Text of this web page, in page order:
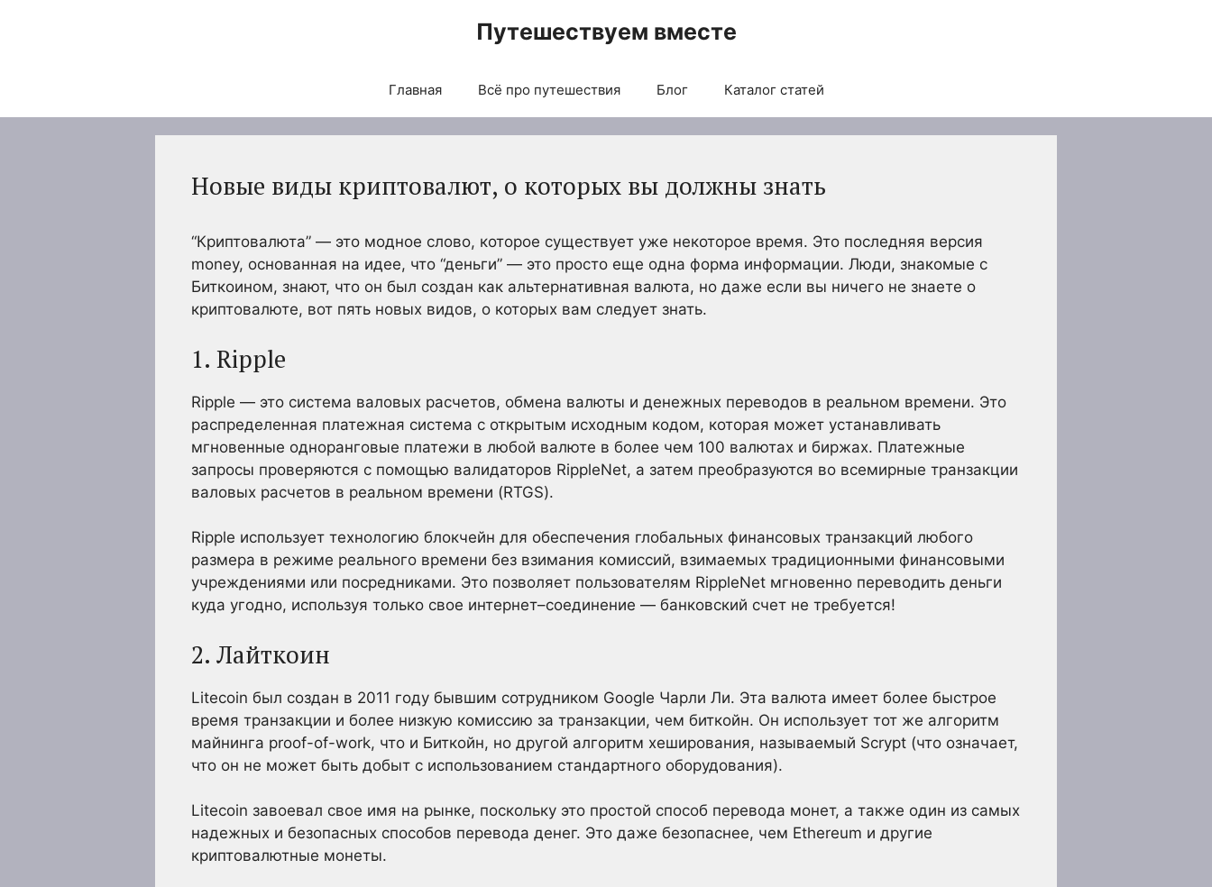
Путешествуем вместе
Главная Всё про путешествия Блог Каталог статей
Новые виды криптовалют, о которых вы должны знать
“Криптовалюта” — это модное слово, которое существует уже некоторое время. Это последняя версия
money, основанная на идее, что “деньги” — это просто еще одна форма информации. Люди, знакомые с
Биткоином, знают, что он был создан как альтернативная валюта, но даже если вы ничего не знаете о
криптовалюте, вот пять новых видов, о которых вам следует знать.
1. Ripple
Ripple — это система валовых расчетов, обмена валюты и денежных переводов в реальном времени. Это
распределенная платежная система с открытым исходным кодом, которая может устанавливать
мгновенные одноранговые платежи в любой валюте в более чем 100 валютах и биржах. Платежные
запросы проверяются с помощью валидаторов RippleNet, а затем преобразуются во всемирные транзакции
валовых расчетов в реальном времени (RTGS).
Ripple использует технологию блокчейн для обеспечения глобальных финансовых транзакций любого
размера в режиме реального времени без взимания комиссий, взимаемых традиционными финансовыми
учреждениями или посредниками. Это позволяет пользователям RippleNet мгновенно переводить деньги
куда угодно, используя только свое интернет–соединение — банковский счет не требуется!
2. Лайткоин
Litecoin был создан в 2011 году бывшим сотрудником Google Чарли Ли. Эта валюта имеет более быстрое
время транзакции и более низкую комиссию за транзакции, чем биткойн. Он использует тот же алгоритм
майнинга proof-of-work, что и Биткойн, но другой алгоритм хеширования, называемый Scrypt (что означает,
что он не может быть добыт с использованием стандартного оборудования).
Litecoin завоевал свое имя на рынке, поскольку это простой способ перевода монет, а также один из самых
надежных и безопасных способов перевода денег. Это даже безопаснее, чем Ethereum и другие
криптовалютные монеты.